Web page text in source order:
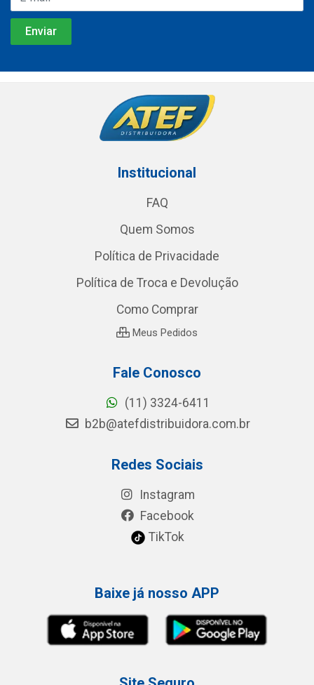
Institucional
FAQ
Quem Somos
Política de Privacidade
Política de Troca e Devolução
Como Comprar
Meus Pedidos
Fale Conosco
(11) 3324-6411
b2b@atefdistribuidora.com.br
Redes Sociais
Instagram
Facebook
TikTok
Baixe já nosso APP